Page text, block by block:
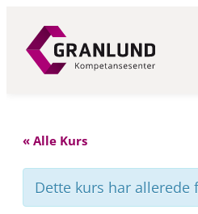
« Alle Kurs
Dette kurs har allerede